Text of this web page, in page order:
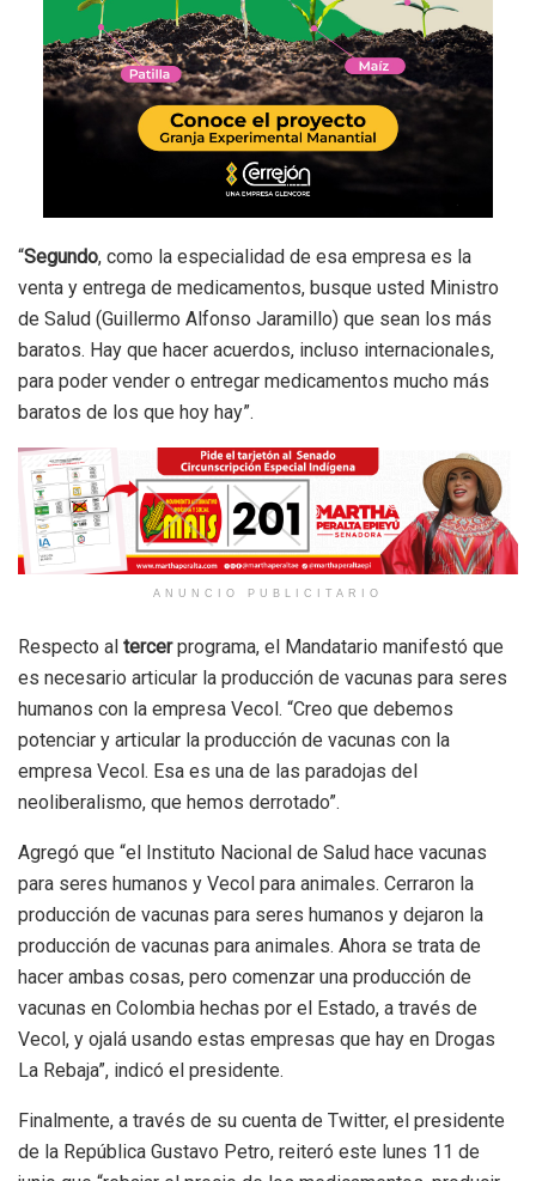
“Segundo, como la especialidad de esa empresa es la
venta y entrega de medicamentos, busque usted Ministro
de Salud (Guillermo Alfonso Jaramillo) que sean los más
baratos. Hay que hacer acuerdos, incluso internacionales,
para poder vender o entregar medicamentos mucho más
baratos de los que hoy hay”.
ANUNCIO PUBLICITARIO
Respecto al tercerprograma, el Mandatario manifestó que
es necesario articular la producción de vacunas para seres
humanos con la empresa Vecol. “Creo que debemos
potenciar y articular la producción de vacunas con la
empresa Vecol. Esa es una de las paradojas del
neoliberalismo, que hemos derrotado”.
Agregó que “el Instituto Nacional de Salud hace vacunas
para seres humanos y Vecol para animales. Cerraron la
producción de vacunas para seres humanos y dejaron la
producción de vacunas para animales. Ahora se trata de
hacer ambas cosas, pero comenzar una producción de
vacunas en Colombia hechas por el Estado, a través de
Vecol, y ojalá usando estas empresas que hay en Drogas
La Rebaja”, indicó el presidente.
Finalmente, a través de su cuenta de Twitter, el presidente
de la República Gustavo Petro, reiteró este lunes 11 de